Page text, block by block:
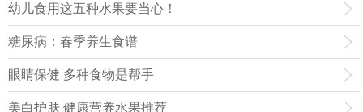
幼儿食用这五种水果要当心！
糖尿病：春季养生食谱
眼睛保健 多种食物是帮手
美白护肤 健康营养水果推荐